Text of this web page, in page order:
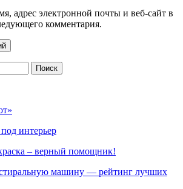
адрес электронной почты и веб-сайт в
комментария.
интерьер
– верный помощник!
машину — рейтинг лучших